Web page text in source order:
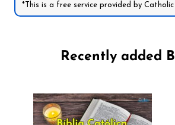
*This is a free service provided by Catholic
Recently added